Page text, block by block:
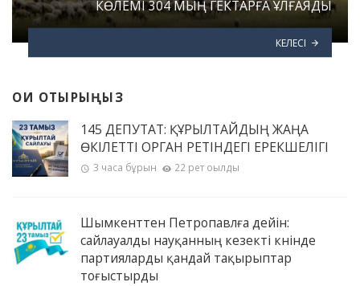
КӨЛЕМІ 304 МЫҢ ГЕКТАРҒА ҰЛҒАЯДЫ
КЕЛЕСІ
ОҚИ ОТЫРЫҢЫЗ
145 ДЕПУТАТ: ҚҰРЫЛТАЙДЫҢ ЖАҢА
ӨКІЛЕТТІ ОРГАН РЕТІНДЕГІ ЕРЕКШЕЛІГІ
3 часа бұрын 22 рет оқылды
Шымкенттен Петропавлға дейін:
сайлауалды науқанның кезекті күнінде
партияларды қандай тақырыптар
тоғыстырды